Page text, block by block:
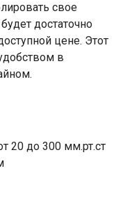
свое
достаточно
цене. Этот
в
20 до 300 мм.рт.ст